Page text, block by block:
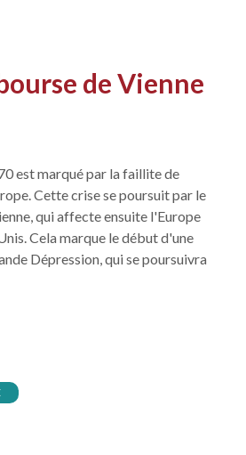
de Vienne
est marqué par la faillite de
Cette crise se poursuit par le
qui affecte ensuite l'Europe
Cela marque le début d'une
Dépression, qui se poursuivra